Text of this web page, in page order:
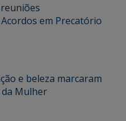
em Precatório
e beleza marcaram
Mulher